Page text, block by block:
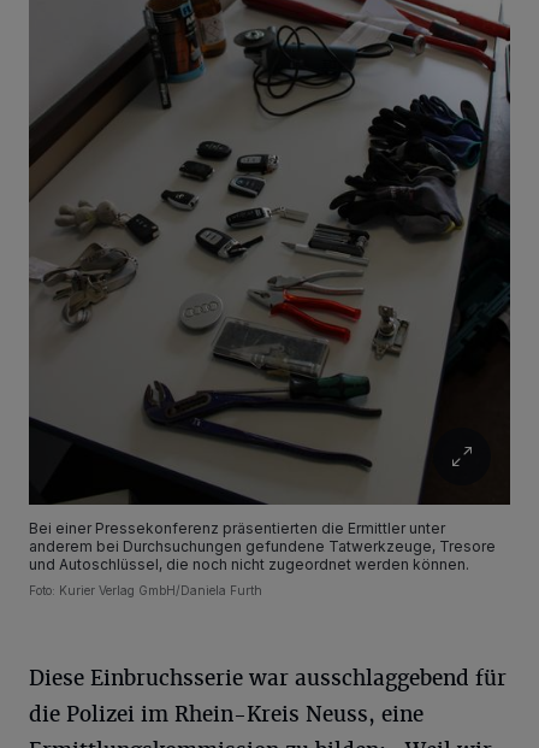
Bei einer Pressekonferenz präsentierten die Ermittler unter
anderem bei Durchsuchungen gefundene Tatwerkzeuge, Tresore
und Autoschlüssel, die noch nicht zugeordnet werden können.
Foto: Kurier Verlag GmbH/Daniela Furth
Diese Einbruchsserie war ausschlaggebend für
die Polizei im Rhein-Kreis Neuss, eine